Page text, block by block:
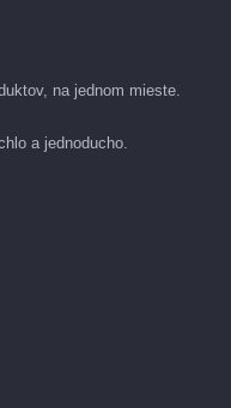
na jednom mieste.
a jednoducho.